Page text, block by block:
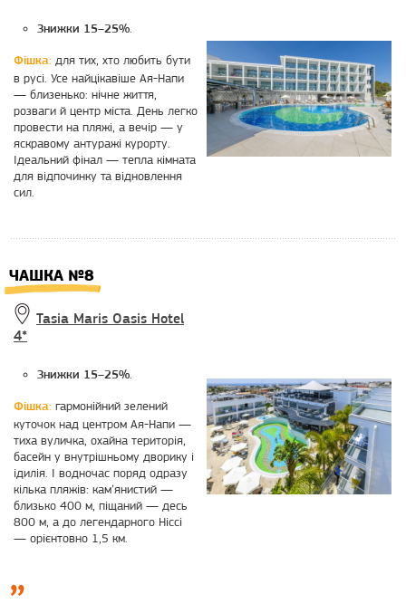
Знижки 15–25%.
Фішка: для тих, хто любить бути
в русі. Усе найцікавіше Ая-Напи
— близенько: нічне життя,
розваги й центр міста. День легко
провести на пляжі, а вечір — у
яскравому антуражі курорту.
Ідеальний фінал — тепла кімната
для відпочинку та відновлення
сил.
ЧАШКА №8
Tasia Maris Oasis Hotel
4*
Знижки 15–25%.
Фішка: гармонійний зелений
куточок над центром Ая-Напи —
тиха вуличка, охайна територія,
басейн у внутрішньому дворику і
ідилія. І водночас поряд одразу
кілька пляжів: кам’янистий —
близько 400 м, піщаний — десь
800 м, а до легендарного Ніссі
— орієнтовно 1,5 км.